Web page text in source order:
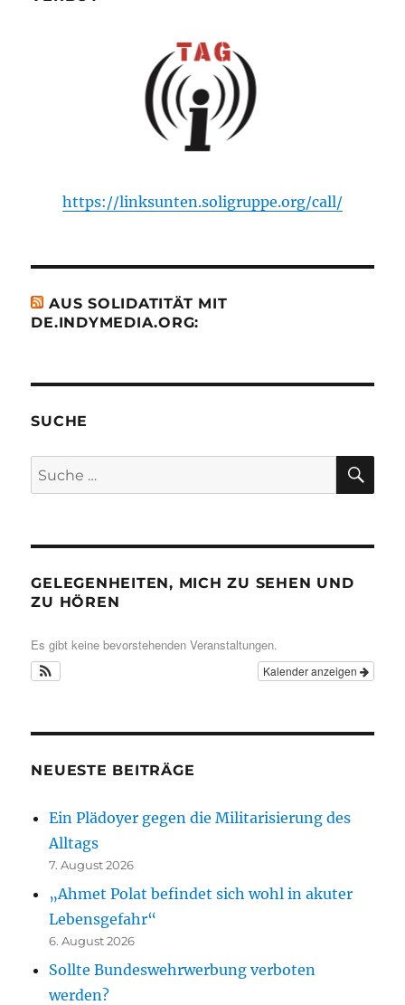
https://linksunten.soligruppe.org/call/
AUS SOLIDATITÄT MIT
DE.INDYMEDIA.ORG:
SUCHE
Suche
nach:
GELEGENHEITEN, MICH ZU SEHEN UND
ZU HÖREN
Es gibt keine bevorstehenden Veranstaltungen.
Kalender anzeigen
NEUESTE BEITRÄGE
Ein Plädoyer gegen die Militarisierung des
Alltags
7. August 2026
„Ahmet Polat befindet sich wohl in akuter
Lebensgefahr“
6. August 2026
Sollte Bundeswehrwerbung verboten
werden?